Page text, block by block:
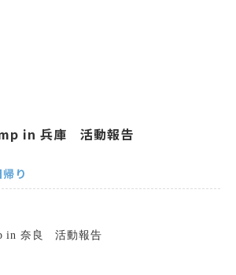
in 兵庫 活動報告
帰り